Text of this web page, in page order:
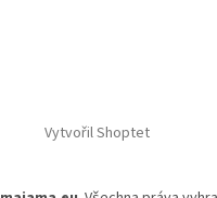
Vytvořil Shoptet